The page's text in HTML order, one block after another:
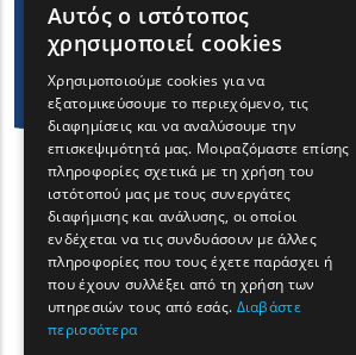
FRENCH
BULGARIAN
ROMANIAN
TURKISH
Αυτός ο ιστότοπος
χρησιμοποιεί cookies
Χρησιμοποιούμε cookies για να
εξατομικεύσουμε το περιεχόμενο, τις
διαφημίσεις και να αναλύσουμε την
επισκεψιμότητά μας. Μοιραζόμαστε επίσης
πληροφορίες σχετικά με τη χρήση του
ιστότοπού μας με τους συνεργάτες
διαφήμισης και ανάλυσης, οι οποίοι
ενδέχεται να τις συνδυάσουν με άλλες
πληροφορίες που τους έχετε παράσχει ή
που έχουν συλλέξει από τη χρήση των
υπηρεσιών τους από εσάς. Διαβάστε
περισσότερα